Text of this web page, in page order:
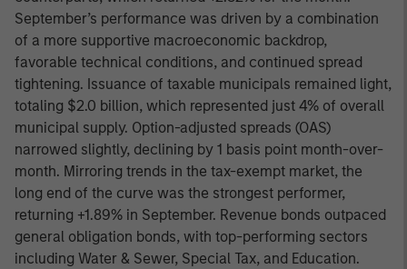
September’s performance was driven by a combination
of a more supportive macroeconomic backdrop,
favorable technical conditions, and continued spread
tightening. Issuance of taxable municipals remained light,
totaling $2.0 billion, which represented just 4% of overall
municipal supply. Option-adjusted spreads (OAS)
narrowed slightly, declining by 1 basis point month-over-
month. Mirroring trends in the tax-exempt market, the
long end of the curve was the strongest performer,
returning +1.89% in September. Revenue bonds outpaced
general obligation bonds, with top-performing sectors
including Water & Sewer, Special Tax, and Education.